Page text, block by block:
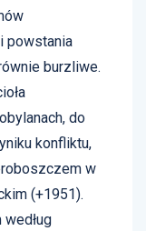
powstania
burzliwe.
do
konfliktu,
w
(+1951).